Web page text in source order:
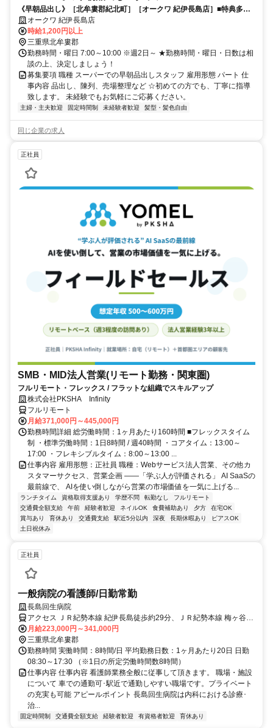
《早朝品出し》［北牟婁郡紀北町］［オークワ 紀伊長島店］■特典多数■
未経験者大歓迎■年齢幅広く歓迎■
オークワ 紀伊長島店
時給1,200円以上
三重県北牟婁郡
勤務時間・曜日 7:00～10:00 ※週2日～ ★勤務時間・曜日・日数は相
談の上、決定しましょう！
募集要項 職種 スーパーでの早朝品出しスタッフ 雇用形態 パート 仕
事内容 品出し、陳列、売場整理など ☆初めての方でも、丁寧に指導
致します。 未経験でもお気軽にご応募ください。
主婦・主夫歓迎 固定時間制 未経験者歓迎 髪型・髪色自由
同じ企業の求人
正社員
SMB・MID法人営業(リモート勤務・関東圏)
フルリモート・フレックス / フラットな組織でスキルアップ
株式会社PKSHA Infinity
フルリモート
月給371,000円～445,000円
勤務時間詳細 総労働時間：1ヶ月あたり160時間 ■フレックスタイム
制 ・標準労働時間：1日8時間 / 週40時間 ・コアタイム：13:00～
17:00 ・フレキシブルタイム：8:00～13:00 ...
仕事内容 雇用形態：正社員 職種：Webサービス法人営業、その他カ
スタマーサクセス、営業企画 ――「学ぶ人が評価される」 AI SaaSの
最前線で、 AIを使い倒しながら営業の市場価値を一気に上げる...
ランチタイム 資格取得支援あり 学歴不問 転勤なし
フルリモート
交通費全額支給
午前 経験者歓迎 ネイルOK 食費補助あり 夕方
在宅OK
賞与あり
育休あり 交通費支給 駅近5分以内 深夜 長期休暇あり
ピアスOK
土日祝休み
正社員
一般病院の看護師/日勤常勤
長島回生病院
アクセス ＪＲ紀勢本線 紀伊長島徒歩約29分、ＪＲ紀勢本線 梅ヶ谷徒
歩約114分
月給223,000円～341,000円
三重県北牟婁郡
勤務時間 実働時間：8時間/日 平均勤務日数：1ヶ月あたり20日 日勤
08:30～17:30 （※1日の所定労働時間数8時間）
仕事内容 仕事内容 看護師業務全般に従事して頂きます。 職場・施設
について 車での通勤可･駅近で通勤しやすい職場です。プライベート
の充実も可能 アピールポイント 長島回生病院は内科における診療･
治...
固定時間制 交通費全額支給 経験者歓迎 有資格者歓迎 育休あり